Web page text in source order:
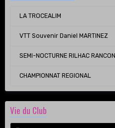
LA TROCEALIM
VTT Souvenir Daniel MARTINEZ
SEMI-NOCTURNE RILHAC RANCON
CHAMPIONNAT REGIONAL
Vie du Club